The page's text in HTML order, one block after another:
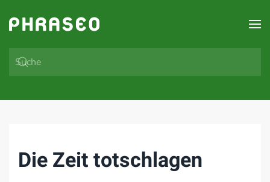
Zum Hauptinhalt springen
Die Zeit totschlagen